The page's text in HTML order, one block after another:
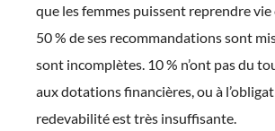
que les femmes puissent reprendre
50 % de ses recommandations sont
sont incomplètes. 10 % n’ont pas du
aux dotations financières, ou à
redevabilité est très insuffisante.